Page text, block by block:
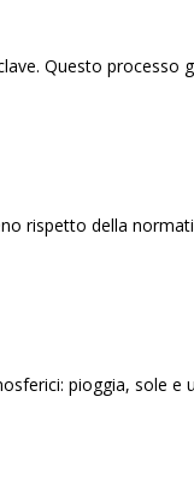
Questo processo
rispetto della
pioggia, sole